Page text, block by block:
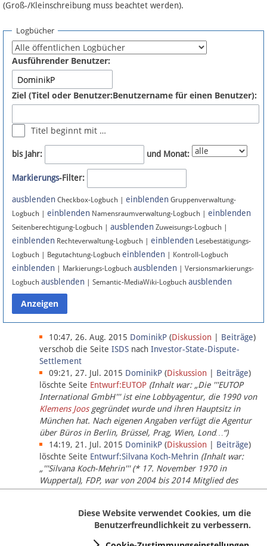
Fördermitglied werden
Fehler melden
Newsletter
Bluesky
Facebook
Instagram
Anmelden
Datenschutz
Über Lobbypedia
Impressum
(Groß-/Kleinschreibung muss beachtet werden).
Logbücher
Ausführender Benutzer:
Ziel (Titel oder Benutzer:Benutzername für einen Benutzer):
Titel beginnt mit …
bis Jahr: und Monat:
Markierungs-Filter:
ausblenden Checkbox-Logbuch | einblenden Gruppenverwaltung-
Logbuch | einblenden Namensraumverwaltung-Logbuch | einblenden
Seitenberechtigung-Logbuch | ausblenden Zuweisungs-Logbuch |
einblenden Rechteverwaltung-Logbuch | einblenden Lesebestätigungs-
Logbuch | Begutachtung-Logbuch einblenden | Kontroll-Logbuch
einblenden | Markierungs-Logbuch ausblenden | Versionsmarkierungs-
Logbuch ausblenden | Semantic-MediaWiki-Logbuch ausblenden
10:47, 26. Aug. 2015 DominikP (Diskussion Beiträge)
verschob die Seite ISDS nach Investor-State-Dispute-
Settlement
09:21, 27. Jul. 2015 DominikP (Diskussion Beiträge)
löschte Seite Entwurf:EUTOP (Inhalt war: „Die '''EUTOP
International GmbH''' ist eine Lobbyagentur, die 1990 von
Klemens Joosgegründet wurde und ihren Hauptsitz in
München hat. Nach eigenen Angaben verfügt die Agentur
über Büros in Berlin, Brüssel, Prag, Wien, Lond…“)
14:19, 21. Jul. 2015 DominikP (Diskussion Beiträge)
löschte Seite Entwurf:Silvana Koch-Mehrin (Inhalt war:
„'''Silvana Koch-Mehrin''' (* 17. November 1970 in
Wuppertal), FDP, war von 2004 bis 2014 Mitglied des
Europäischen Parlaments, seit November 2014 ist sie für
Diese Website verwendet Cookies, um die
Benutzerfreundlichkeit zu verbessern.